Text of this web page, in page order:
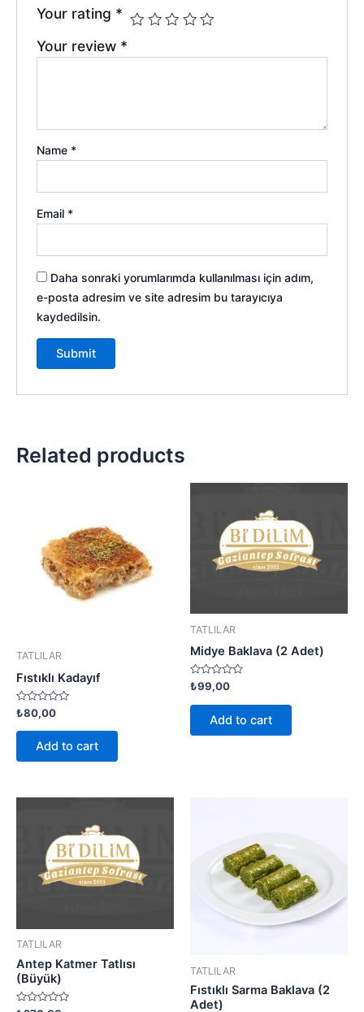
Your rating *
Your review *
Name *
Email *
Daha sonraki yorumlarımda kullanılması için adım,
e-posta adresim ve site adresim bu tarayıcıya
kaydedilsin.
Related products
TATLILAR
Fıstıklı Kadayıf
Rated
0
out
₺80,00
Add to cart
TATLILAR
Midye Baklava (2 Adet)
Rated
0
out
₺99,00
Add to cart
TATLILAR
Antep Katmer Tatlısı
(Büyük)
TATLILAR
Fıstıklı Sarma Baklava (2
Adet)